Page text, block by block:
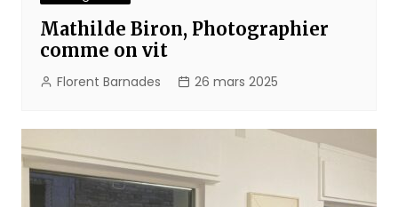
Mathilde Biron, Photographier
comme on vit
Florent Barnades 26 mars 2025